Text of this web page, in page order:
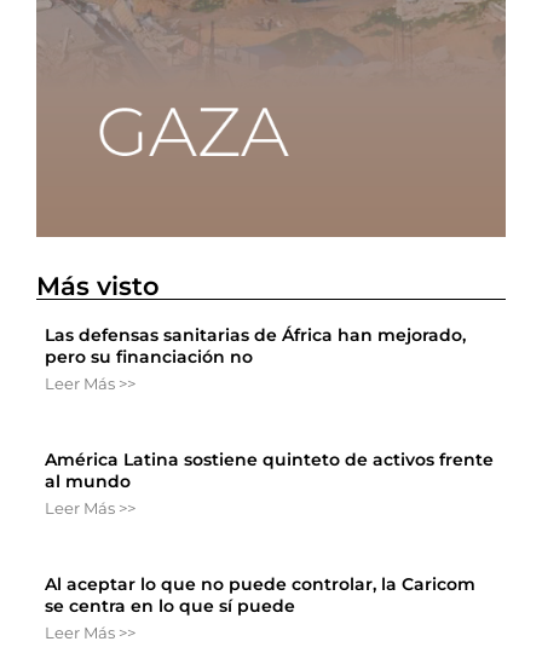
Más visto
Las defensas sanitarias de África han mejorado,
pero su financiación no
Leer Más >>
América Latina sostiene quinteto de activos frente
al mundo
Leer Más >>
Al aceptar lo que no puede controlar, la Caricom
se centra en lo que sí puede
Leer Más >>